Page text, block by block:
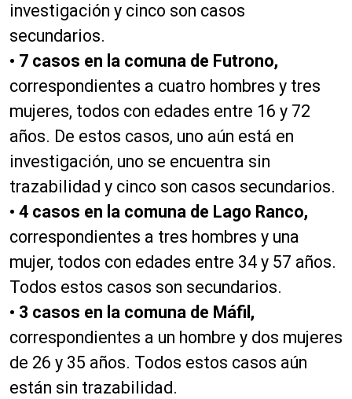
investigación y cinco son casos
secundarios.
• 7 casos en la comuna de Futrono,
correspondientes a cuatro hombres y tres
mujeres, todos con edades entre 16 y 72
años. De estos casos, uno aún está en
investigación, uno se encuentra sin
trazabilidad y cinco son casos secundarios.
• 4 casos en la comuna de Lago Ranco,
correspondientes a tres hombres y una
mujer, todos con edades entre 34 y 57 años.
Todos estos casos son secundarios.
• 3 casos en la comuna de Máfil,
correspondientes a un hombre y dos mujeres
de 26 y 35 años. Todos estos casos aún
están sin trazabilidad.